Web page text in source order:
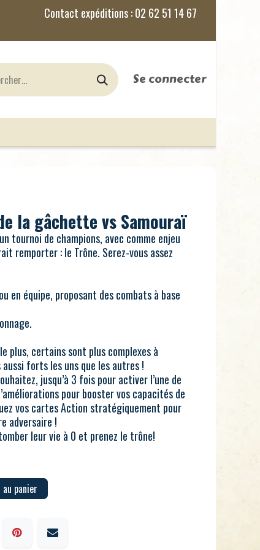
Se connecter
la gâchette vs Samouraï
tournoi de champions, avec comme enjeu
remporter : le Trône. Serez-vous assez
en équipe, proposant des combats à base
plus, certains sont plus complexes à
forts les uns que les autres !
jusqu’à 3 fois pour activer l’une de
pour booster vos capacités de
vos cartes Action stratégiquement pour
adversaire !
leur vie à 0 et prenez le trône!
panier